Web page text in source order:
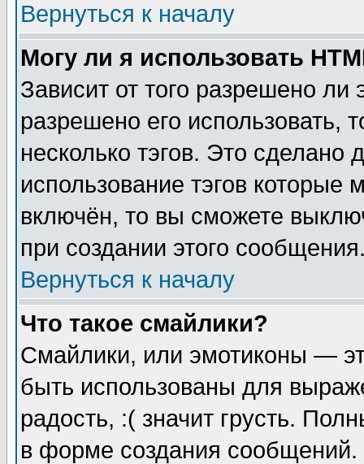
Вернуться к началу
Могу ли я использовать
Зависит от того разрешено
разрешено его использовать,
несколько тэгов. Это сделано
использование тэгов
включён, то вы сможете
при создании этого
Вернуться к началу
Что такое смайлики?
Смайлики, или эмотиконы —
быть использованы для
радость, :( значит грусть.
в форме создания сообщений.